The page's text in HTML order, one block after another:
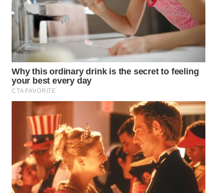
WN
KARO
WN
SIMALUNGUN
WN
LABUHANBATU
TAPANULI
TENGAH
WN DELI
SERDANG